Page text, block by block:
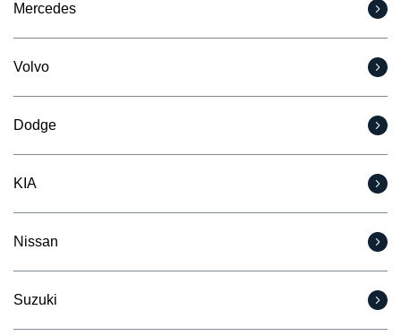
Mercedes
Volvo
Dodge
KIA
Nissan
Suzuki